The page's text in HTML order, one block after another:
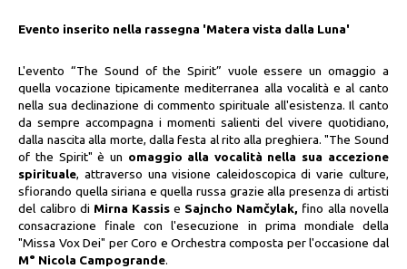
Evento inserito nella rassegna 'Matera vista dalla Luna'
L'evento “The Sound of the Spirit” vuole essere un omaggio a
quella vocazione tipicamente mediterranea alla vocalità e al canto
nella sua declinazione di commento spirituale all'esistenza. Il canto
da sempre accompagna i momenti salienti del vivere quotidiano,
dalla nascita alla morte, dalla festa al rito alla preghiera. "The Sound
of the Spirit" è un omaggio alla vocalità nella sua accezione
spirituale, attraverso una visione caleidoscopica di varie culture,
sfiorando quella siriana e quella russa grazie alla presenza di artisti
del calibro di Mirna Kassise Sajncho Namčylak, fino alla novella
consacrazione finale con l'esecuzione in prima mondiale della
"Missa Vox Dei" per Coro e Orchestra composta per l'occasione dal
M° Nicola Campogrande.